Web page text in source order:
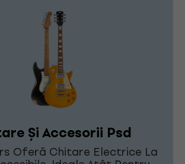
Și Accesorii Psd
Oferă Chitare Electrice La